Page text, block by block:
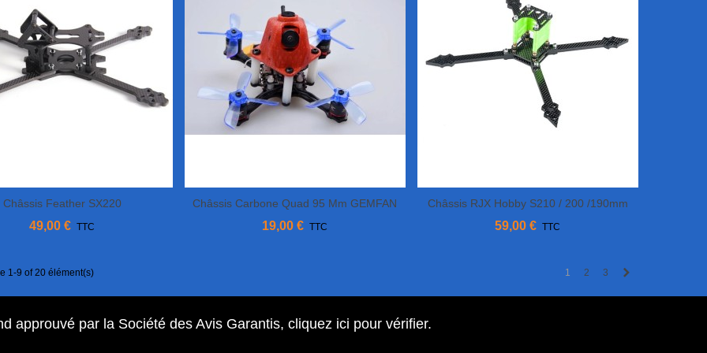
Ajouter Au Panier
Châssis Feather SX220
49,00 € TTC
Afficher Plus
Châssis Carbone Quad 95 Mm GEMFAN
19,00 € TTC
Ajouter Au Panier
Châssis RJX Hobby S210 / 200 /190mm
59,00 € TTC
1-9 of 20 élément(s) 1 2 3
approuvé par la Société des Avis Garantis, cliquez ici pour vérifier.